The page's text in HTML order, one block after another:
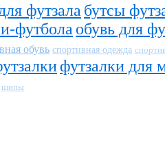
футзала бутсы
футбола обувь для
обувь спортивная одежда
футзалки для
шипы